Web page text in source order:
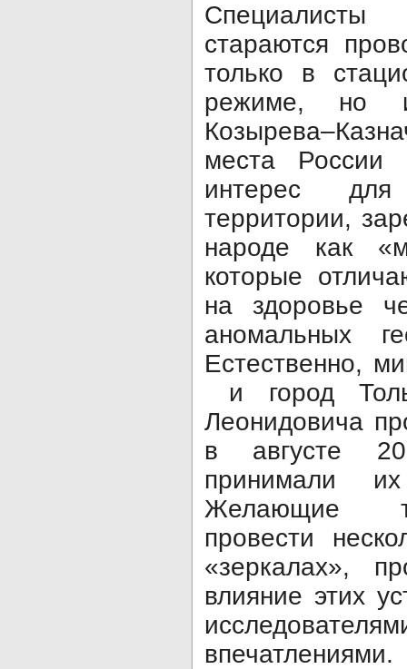
Специалисты
стараются
только в
режиме, но
места России
интерес
территории,
народе как
которые
на здоровье
аномальных
Естественно,
и город
Леонидовича
в августе
принимали
Желающие
провести
«зеркалах»,
влияние этих
впечатлениями.